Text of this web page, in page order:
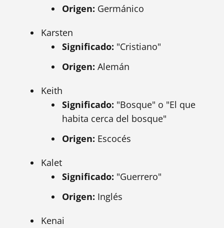
Origen: Germánico
Karsten
Significado: "Cristiano"
Origen: Alemán
Keith
Significado: "Bosque" o "El que
habita cerca del bosque"
Origen: Escocés
Kalet
Significado: "Guerrero"
Origen: Inglés
Kenai